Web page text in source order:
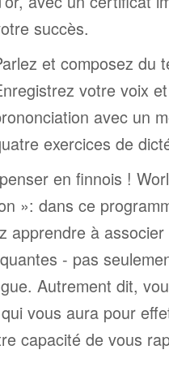
succès.
et composez du
votre voix
avec un
exercices de
en finnois !
»: dans ce
apprendre à
- pas
Autrement dit,
vous aura pour
capacité de vous